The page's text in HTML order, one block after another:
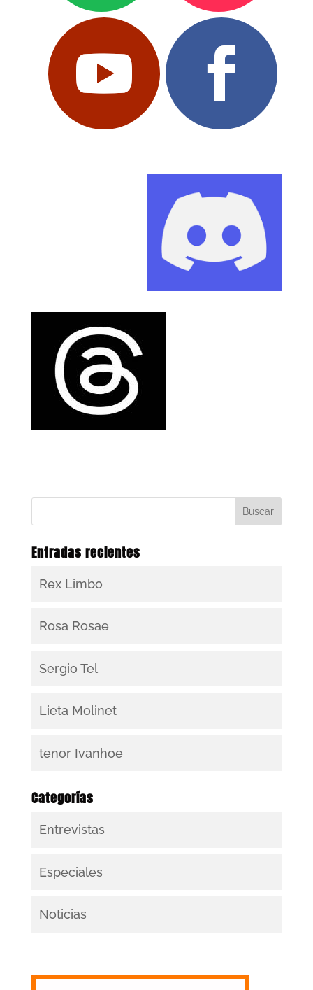
Entradas recientes
Rex Limbo
Rosa Rosae
Sergio Tel
Lieta Molinet
tenor Ivanhoe
Categorías
Entrevistas
Especiales
Noticias